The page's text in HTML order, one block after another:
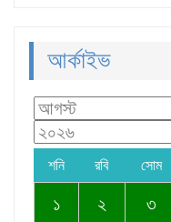
আর্কাইভ
শনি রবি সোম
১ ২ ৩